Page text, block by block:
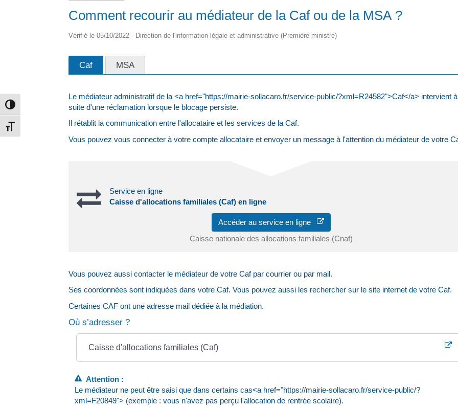
Passer en contraste élevé
Changer la taille de la police
Comment recourir au médiateur de la Caf ou de la MSA ?
Vérifié le 05/10/2022 - Direction de l'information légale et administrative (Première ministre)
Caf MSA
Le médiateur administratif de la <a href="https://mairie-sollacaro.fr/service-public/?xml=R24582">Caf</a> intervient
suite d'une réclamation lorsque le blocage persiste.
Il rétablit la communication entre l'allocataire et les services de la Caf.
Vous pouvez vous connecter à votre compte allocataire et envoyer un message à l'attention du médiateur de votre
Service en ligne
Caisse d'allocations familiales (Caf) en ligne
Accéder au service en ligne
Caisse nationale des allocations familiales (Cnaf)
Vous pouvez aussi contacter le médiateur de votre Caf par courrier ou par mail.
Ses coordonnées sont indiquées dans votre Caf. Vous pouvez aussi les rechercher sur le site internet de votre Caf.
Certaines CAF ont une adresse mail dédiée à la médiation.
Où s’adresser ?
Caisse d'allocations familiales (Caf)
Attention :
Le médiateur ne peut être saisi que dans certains cas<a href="https://mairie-sollacaro.fr/service-public/?
xml=F20849"> (exemple : vous n'avez pas perçu l'allocation de rentrée scolaire).